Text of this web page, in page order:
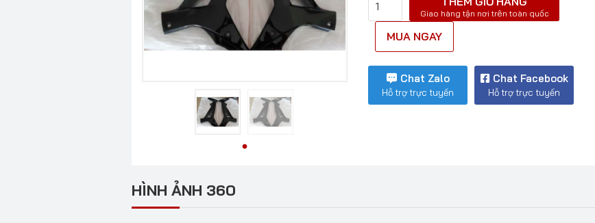
Giao hàng tận nơi trên toàn quốc
MUA NGAY
Chat Zalo
Hỗ trợ trực tuyến
Chat Facebook
Hỗ trợ trực tuyến
HÌNH ẢNH 360